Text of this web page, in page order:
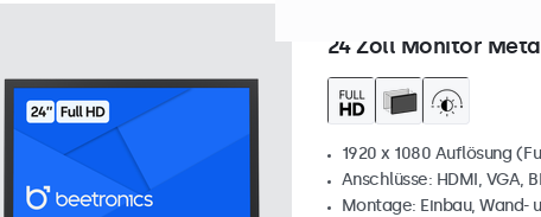
24 Zoll Monitor
1920 x 1080 Auflösung
Anschlüsse: HDMI, VGA,
Montage: Einbau, Wand-